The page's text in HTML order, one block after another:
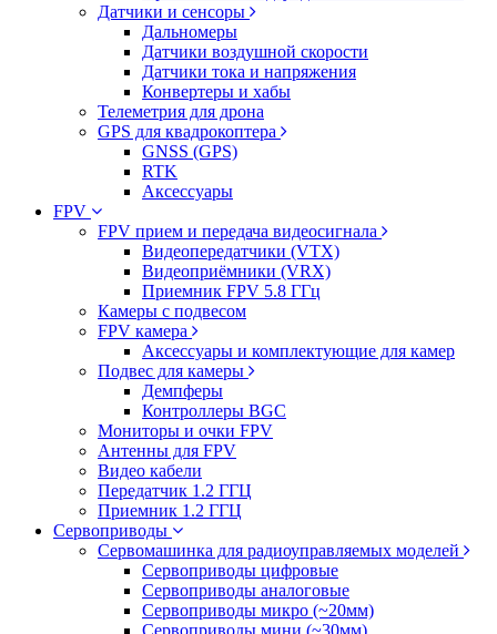
Датчики и сенсоры
Дальномеры
Датчики воздушной скорости
Датчики тока и напряжения
Конвертеры и хабы
Телеметрия для дрона
GPS для квадрокоптера
GNSS (GPS)
RTK
Аксессуары
FPV
FPV прием и передача видеосигнала
Видеопередатчики (VTX)
Видеоприёмники (VRX)
Приемник FPV 5.8 ГГц
Камеры с подвесом
FPV камера
Аксессуары и комплектующие для камер
Подвес для камеры
Демпферы
Контроллеры BGC
Мониторы и очки FPV
Антенны для FPV
Видео кабели
Передатчик 1.2 ГГЦ
Приемник 1.2 ГГЦ
Сервоприводы
Сервомашинка для радиоуправляемых моделей
Сервоприводы цифровые
Сервоприводы аналоговые
Сервоприводы микро (~20мм)
Сервоприводы мини (~30мм)